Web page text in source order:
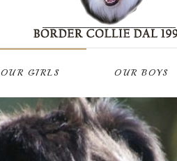
OUR GIRLS OUR BOYS